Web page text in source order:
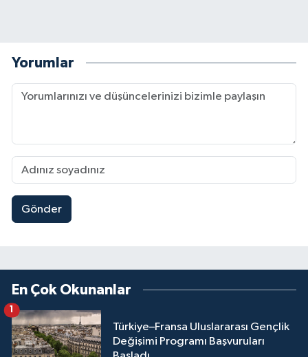
Yorumlar
Gönder
En Çok Okunanlar
Türkiye–Fransa Uluslararası Gençlik
Değişimi Programı Başvuruları
1